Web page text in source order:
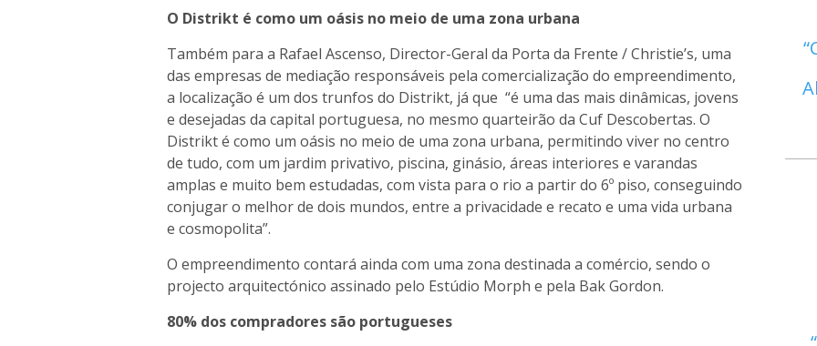
O Distrikt é como um oásis no meio de uma zona urbana
Também para a Rafael Ascenso, Director-Geral da Porta da Frente / Christie’s, uma
das empresas de mediação responsáveis pela comercialização do empreendimento,
a localização é um dos trunfos do Distrikt, já que “é uma das mais dinâmicas, jovens
e desejadas da capital portuguesa, no mesmo quarteirão da Cuf Descobertas. O
Distrikt é como um oásis no meio de uma zona urbana, permitindo viver no centro
de tudo, com um jardim privativo, piscina, ginásio, áreas interiores e varandas
amplas e muito bem estudadas, com vista para o rio a partir do 6º piso, conseguindo
conjugar o melhor de dois mundos, entre a privacidade e recato e uma vida urbana
e cosmopolita”.
O empreendimento contará ainda com uma zona destinada a comércio, sendo o
projecto arquitectónico assinado pelo Estúdio Morph e pela Bak Gordon.
80% dos compradores são portugueses